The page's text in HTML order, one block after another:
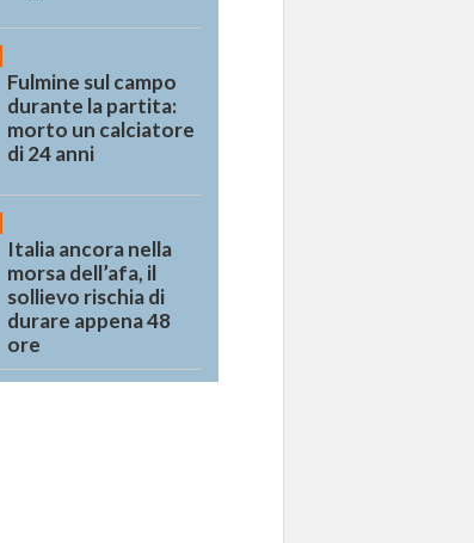
Fulmine sul campo
durante la partita:
morto un calciatore
di 24 anni
Italia ancora nella
morsa dell’afa, il
sollievo rischia di
durare appena 48
ore